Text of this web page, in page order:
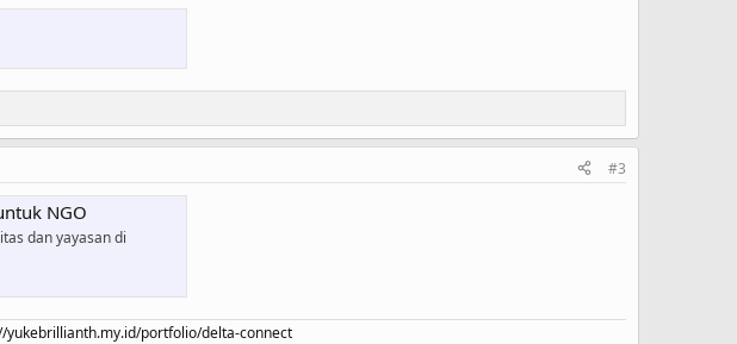
#3
NGO
dan yayasan di
yukebrillianth.my.id/portfolio/delta-connect